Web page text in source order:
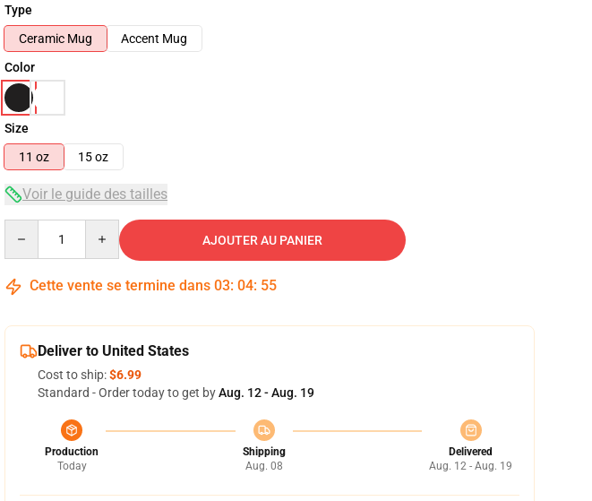
Type
Ceramic Mug
Accent Mug
Color
Size
11 oz
15 oz
Voir le guide des tailles
AJOUTER AU PANIER
Cette vente se termine dans 03: 04: 54
Deliver to United States
Cost to ship:$6.99
Standard - Order today to get byAug. 12 - Aug. 19
Production
Today
Shipping
Aug. 08
Delivered
Aug. 12 - Aug. 19